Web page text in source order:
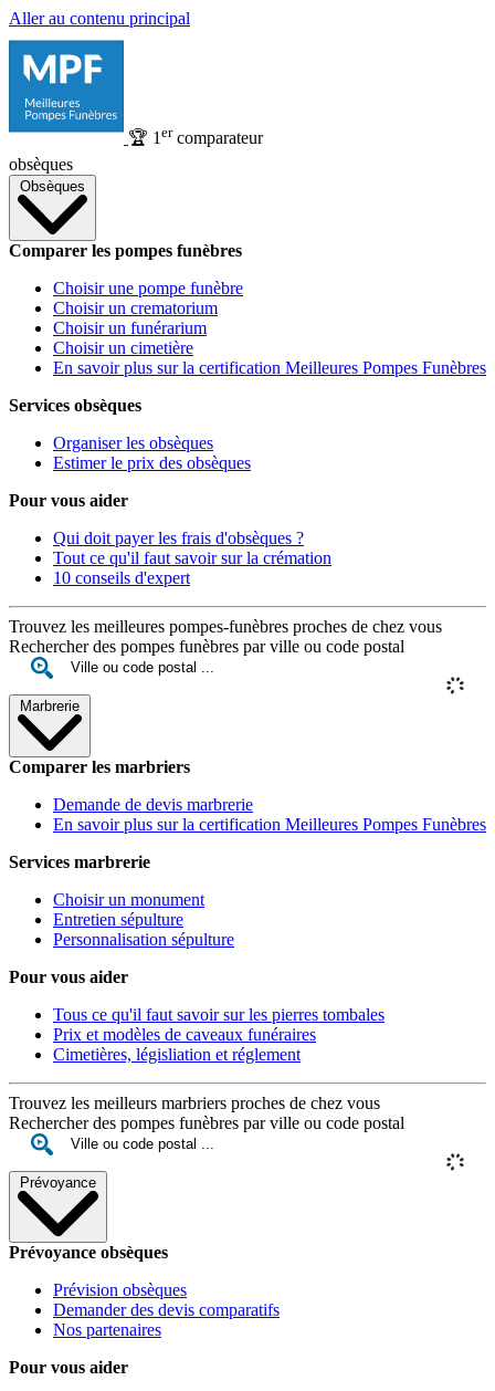
Aller au contenu principal
🏆 1 ercomparateur
obsèques
Obsèques
Comparer les pompes funèbres
Choisir une pompe funèbre
Choisir un crematorium
Choisir un funérarium
Choisir un cimetière
En savoir plus sur la certification Meilleures Pompes Funèbres
Services obsèques
Organiser les obsèques
Estimer le prix des obsèques
Pour vous aider
Qui doit payer les frais d'obsèques ?
Tout ce qu'il faut savoir sur la crémation
10 conseils d'expert
Trouvez les meilleures pompes-funèbres proches de chez vous
Rechercher des pompes funèbres par ville ou code postal
Marbrerie
Comparer les marbriers
Demande de devis marbrerie
En savoir plus sur la certification Meilleures Pompes Funèbres
Services marbrerie
Choisir un monument
Entretien sépulture
Personnalisation sépulture
Pour vous aider
Tous ce qu'il faut savoir sur les pierres tombales
Prix et modèles de caveaux funéraires
Cimetières, législiation et réglement
Trouvez les meilleurs marbriers proches de chez vous
Rechercher des pompes funèbres par ville ou code postal
Prévoyance
Prévoyance obsèques
Prévision obsèques
Demander des devis comparatifs
Nos partenaires
Pour vous aider